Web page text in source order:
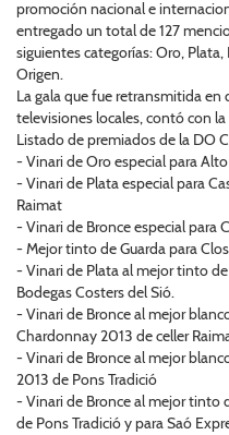
promoción nacional e
entregado un total de 127
siguientes categorías: Oro,
Origen.
La gala que fue retransmitida en
televisiones locales, contó con
Listado de premiados de la DO
- Vinari de Oro especial para
- Vinari de Plata especial para
Raimat
- Vinari de Bronce especial para
- Mejor tinto de Guarda para
- Vinari de Plata al mejor tinto
Bodegas Costers del Sió.
- Vinari de Bronce al mejor
Chardonnay 2013 de celler
- Vinari de Bronce al mejor
2013 de Pons Tradició
- Vinari de Bronce al mejor tinto
de Pons Tradició y para Saó